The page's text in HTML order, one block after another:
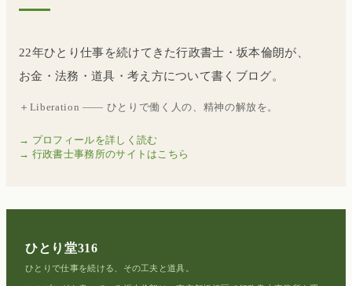
22年ひとり仕事を続けてきた行政書士・坂本倫朗が、
お金・法務・道具・考え方について書くブログ。
＋Liberation —— ひとりで働く人の、精神の解放を。
→ プロフィールを詳しく読む
→ 行政書士事務所のサイトはこちら
ひとり堂316
ひとりで仕事を続ける、その工夫と道具。